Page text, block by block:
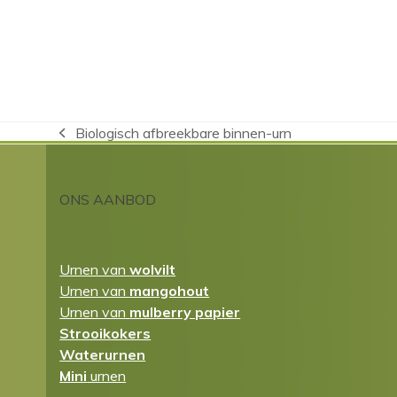
previous
Biologisch afbreekbare binnen-urn
ONS AANBOD
Urnen vanwolvilt
Urnen van mangohout
Urnen van mulberry papier
Strooikokers
Waterurnen
Mini urnen